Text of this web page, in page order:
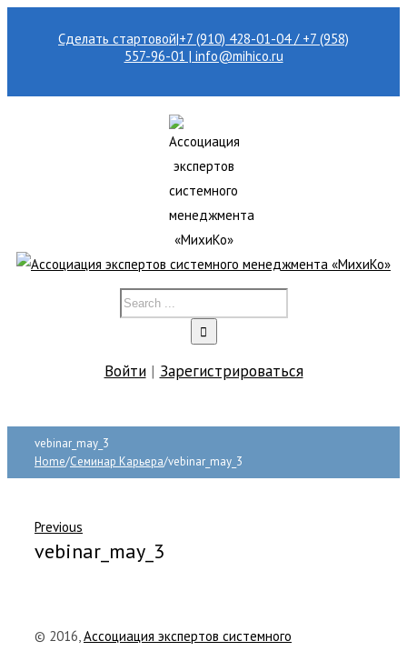
Сделать стартовой|+7 (910) 428-01-04 / +7 (958)
557-96-01 | info@mihico.ru
Войти| Зарегистрироваться
vebinar_may_3
Home/Семинар Карьера/vebinar_may_3
Previous
vebinar_may_3
© 2016,Ассоциация экспертов системного